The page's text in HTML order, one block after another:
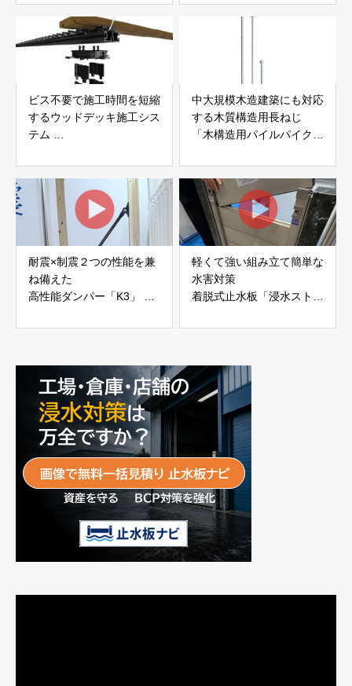
社サンパテック
ビス不要で施工時間を短縮
するウッドデッキ施工シス
テム
JAPAN
中大規模木造建築にも対応
する木質構造用長ねじ
「木構造用パイルパイクビ
耐震×制震２つの性能を兼
ね備えた
高性能ダンパー「K3」 富
軽くて強い組み立て簡単な
水害対策
着脱式止水板「浸水ストッ
富士工業株式会社